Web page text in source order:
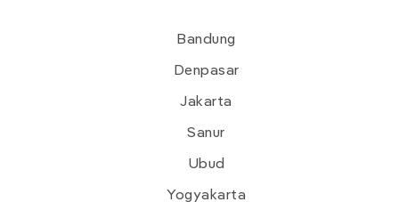
Bandung
Denpasar
Jakarta
Sanur
Ubud
Yogyakarta